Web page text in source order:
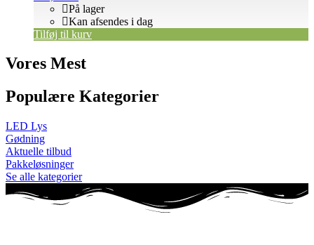
På lager
Kan afsendes i dag
Tilføj til kurv
Vores Mest
Populære Kategorier
LED Lys
Gødning
Aktuelle tilbud
Pakkeløsninger
Se alle kategorier